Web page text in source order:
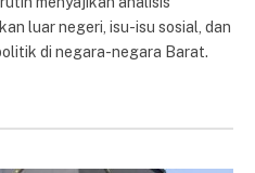
luar negeri, isu-isu sosial, dan
di negara-negara Barat.